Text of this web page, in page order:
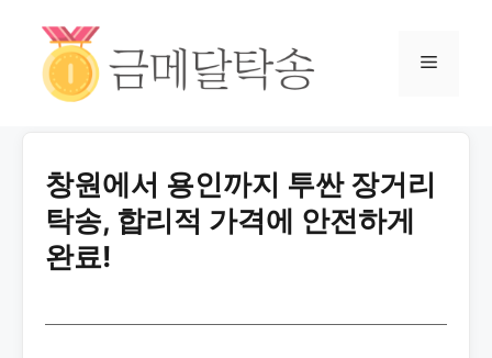
창원에서 용인까지 투싼 장거리
탁송, 합리적 가격에 안전하게
완료!